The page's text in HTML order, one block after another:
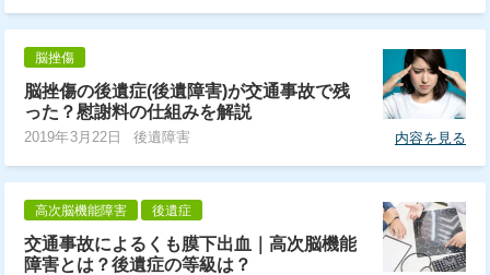
脳挫傷
脳挫傷の後遺症(後遺障害)が交通事故で残
った？慰謝料の仕組みを解説
2019年3月22日 後遺障害 内容を見る
高次脳機能障害 後遺症
交通事故によるくも膜下出血｜高次脳機能
障害とは？後遺症の等級は？